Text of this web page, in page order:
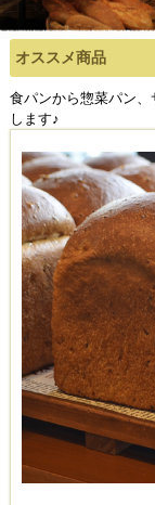
オススメ商品
食パンから惣菜パン
します♪